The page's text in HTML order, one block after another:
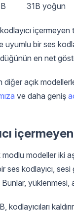
31B yoğun
uyumlu bir ses
en net
açık modellerle
ve daha geniş
modeller iki
ses kodlayıcı,
Bunlar,
kodlayıcıları